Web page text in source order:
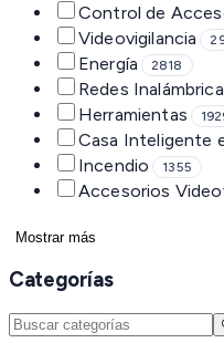
Control de
Videovigilancia
Energía 2818
Redes
Herramientas
Casa Inteligente
Incendio 1355
Accesorios
Mostrar más
Categorías